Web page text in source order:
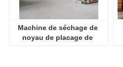
Machine de séchage de
noyau de placage de